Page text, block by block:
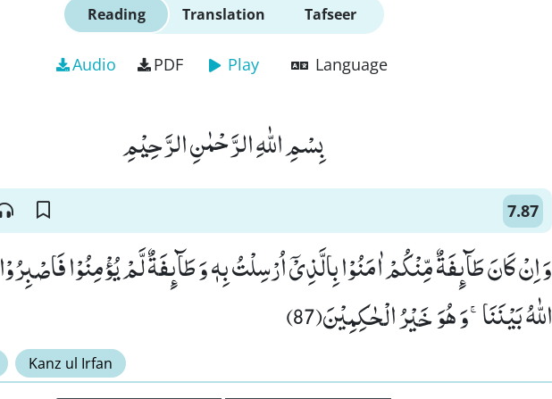
Reading Translation Tafseer
Audio PDF Play Language
بِسْمِ اللّٰهِ الرَّحْمٰنِ الرَّحِیْمِ
7.87
وَ اِنْ كَانَ طَآىٕفَةٌ مِّنْكُمْ اٰمَنُوْا بِالَّذِیْۤ اُرْسِلْتُ بِهٖ وَ طَآىٕفَةٌ لَّمْ یُؤْمِنُوْا
اللّٰهُ بَیْنَنَاۚ-وَ هُوَ خَیْرُ الْحٰكِمِیْنَ(87)
Kanz ul Irfan